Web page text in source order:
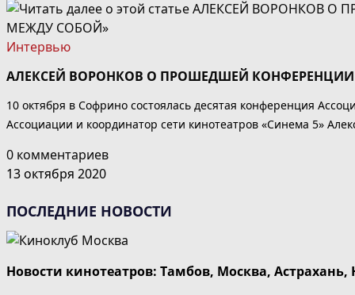
Интервью
АЛЕКСЕЙ ВОРОНКОВ О ПРОШЕДШЕЙ
10 октября в Софрино состоялась десятая конференция
Ассоциации и координатор сети кинотеатров «Синема 5»
0 комментариев
13 октября 2020
ПОСЛЕДНИЕ НОВОСТИ
Новости кинотеатров: Тамбов, Москва,